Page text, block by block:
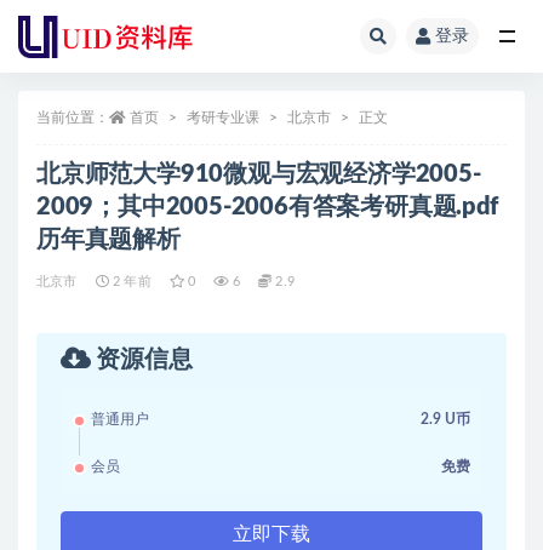
登录
当前位置： 首页 考研专业课 北京市 正文
北京师范大学910微观与宏观经济学2005-
2009；其中2005-2006有答案考研真题.pdf
历年真题解析
北京市 2 年前 0 6 2.9
资源信息
普通用户 2.9 U币
会员 免费
立即下载